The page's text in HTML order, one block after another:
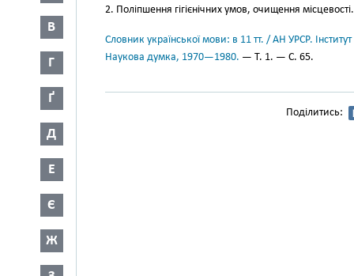
В
Г
Ґ
Д
Е
Є
Ж
2. Поліпшення гігієнічних умов, очищення місцевості.
Словник української мови: в 11 тт. / АН УРСР.
Наукова думка, 1970—1980. — Т. 1. — С. 65.
Поділитись: